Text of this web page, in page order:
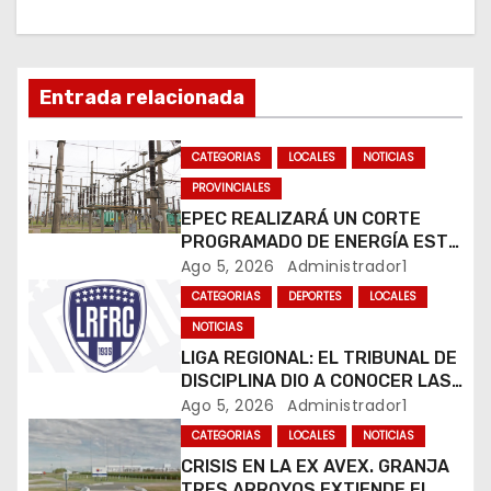
i
ó
n
d
e
a
Entrada relacionada
CATEGORIAS LOCALES
NOTICIAS
PROVINCIALES
EPEC REALIZARÁ UN CORTE
PROGRAMADO DE ENERGÍA ESTE
JUEVES EN RÍO CUARTO
Ago 5, 2026 Administrador1
CATEGORIAS DEPORTES
LOCALES
NOTICIAS
LIGA REGIONAL: EL TRIBUNAL DE
DISCIPLINA DIO A CONOCER LAS
SANCIONES DEL BOLETÍN
OFICIAL N.º 24
Ago 5, 2026 Administrador1
CATEGORIAS LOCALES NOTICIAS
CRISIS EN LA EX AVEX. GRANJA